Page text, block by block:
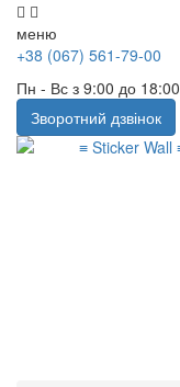
меню
+38 (067) 561-79-00
Пн - Вс з 9:00 до 18:00
Зворотний дзвінок